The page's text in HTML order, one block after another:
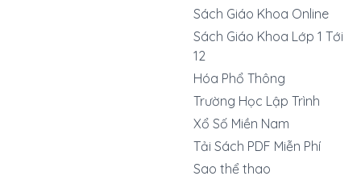
Sách Giáo Khoa Online
Sách Giáo Khoa Lớp 1 Tới
12
Hóa Phổ Thông
Trường Học Lập Trình
Xổ Số Miền Nam
Tải Sách PDF Miễn Phí
Sao thể thao